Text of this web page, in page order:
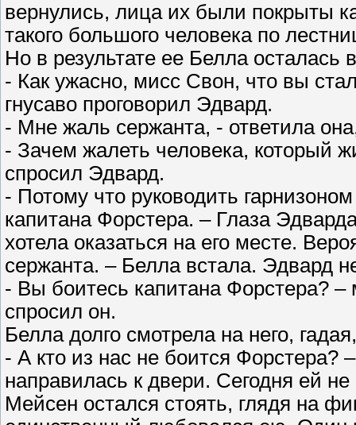
вернулись, лица их были покрыты
такого большого человека по
Но в результате ее Белла
- Как ужасно, мисс Свон, что вы
гнусаво проговорил Эдвард.
- Мне жаль сержанта, - ответила
- Зачем жалеть человека, который
спросил Эдвард.
- Потому что руководить
капитана Форстера. – Глаза
хотела оказаться на его месте.
сержанта. – Белла встала. Эдвард
- Вы боитесь капитана Форстера?
спросил он.
Белла долго смотрела на него,
- А кто из нас не боится Форстера?
направилась к двери. Сегодня ей
Мейсен остался стоять, глядя на